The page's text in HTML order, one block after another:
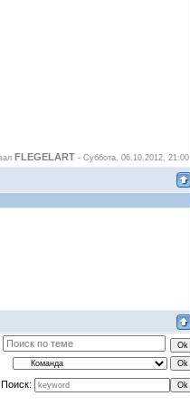
FLEGELART - Суббота, 06.10.2012, 21:00
Поиск: